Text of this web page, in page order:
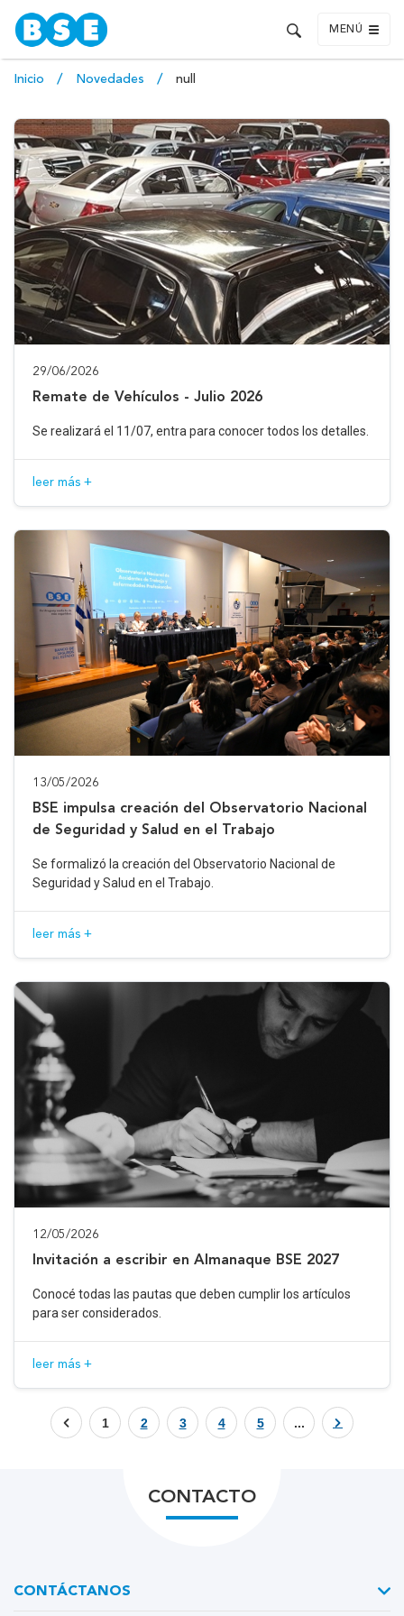
MENÚ
Inicio Novedades null
29/06/2026
Remate de Vehículos - Julio 2026
Se realizará el 11/07, entra para conocer todos los detalles.
leer más +
13/05/2026
BSE impulsa creación del Observatorio Nacional
de Seguridad y Salud en el Trabajo
Se formalizó la creación del Observatorio Nacional de
Seguridad y Salud en el Trabajo.
leer más +
12/05/2026
Invitación a escribir en Almanaque BSE 2027
Conocé todas las pautas que deben cumplir los artículos
para ser considerados.
leer más +
1 2 3 4 5 ...
CONTACTO
CONTÁCTANOS